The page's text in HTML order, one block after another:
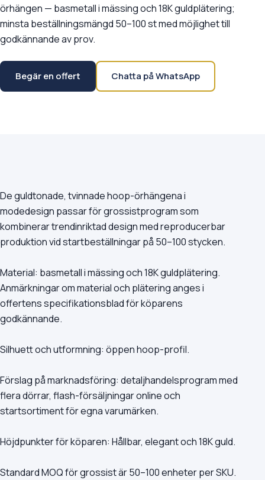
örhängen — basmetall i mässing och 18K guldplätering;
minsta beställningsmängd 50–100 st med möjlighet till
godkännande av prov.
Begär en offert Chatta på WhatsApp
De guldtonade, tvinnade hoop-örhängena i
modedesign passar för grossistprogram som
kombinerar trendinriktad design med reproducerbar
produktion vid startbeställningar på 50–100 stycken.
Material: basmetall i mässing och 18K guldplätering.
Anmärkningar om material och plätering anges i
offertens specifikationsblad för köparens
godkännande.
Silhuett och utformning: öppen hoop-profil.
Förslag på marknadsföring: detaljhandelsprogram med
flera dörrar, flash-försäljningar online och
startsortiment för egna varumärken.
Höjdpunkter för köparen: Hållbar, elegant och 18K guld.
Standard MOQ för grossist är 50–100 enheter per SKU.